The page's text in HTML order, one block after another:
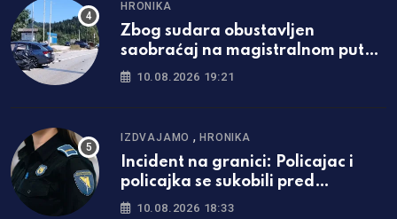
HRONIKA
Zbog sudara obustavljen
saobraćaj na magistralnom putu:
Uviđaj u toku
10.08.2026 19:21
IZDVAJAMO ,HRONIKA
Incident na granici: Policajac i
policajka se sukobili pred
putnicima
10.08.2026 18:33